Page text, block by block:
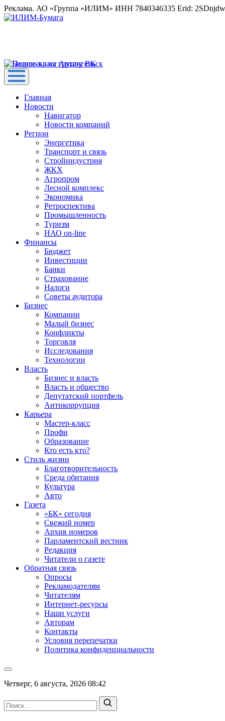
Реклама. АО «Группа «ИЛИМ» ИНН 7840346335 Erid:
Главная
Новости
Навигатор
Новости компаний
Регион
Энергетика
Транспорт и связь
Стройиндустрия
ЖКХ
Агропром
Лесной комплекс
Экономика
Ретроспектива
Промышленность
Туризм
НАО on-line
Финансы
Бюджет
Инвестиции
Банки
Страхование
Налоги
Советы аудитора
Бизнес
Компании
Малый бизнес
Конфликты
Торговля
Исследования
Технологии
Власть
Бизнес и власть
Власть и общество
Депутатский портфель
Антикоррупция
Карьера
Мастер-класс
Профи
Образование
Кто есть кто?
Стиль жизни
Благотворительность
Среда обитания
Культура
Авто
Газета
«БК» сегодня
Свежий номер
Архив номеров
Парламентский вестник
Редакция
Читатели о газете
Обратная связь
Опросы
Рекламодателям
Читателям
Интернет-ресурсы
Наши услуги
Авторам
Контакты
Условия перепечатки
Политика конфиденциальности
Четверг, 6 августа, 2026 08:42